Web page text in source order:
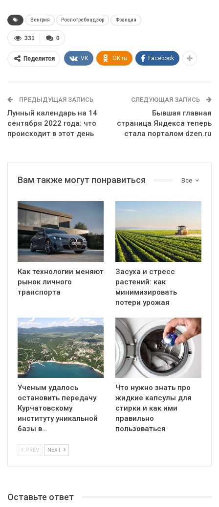
Венгрия Роспотребнадзор Франция
0
331
Поделится VK OK.ru Facebook
ПРЕДЫДУЩАЯ ЗАПИСЬ
Лунный календарь на 14
сентября 2022 года: что
происходит в этот день
СЛЕДУЮЩАЯ ЗАПИСЬ
Бывшая главная
страница Яндекса теперь
стала порталом dzen.ru
Все
Вам также могут понравиться
Как технологии меняют
рынок личного
транспорта
Засуха и стресс
растений: как
минимизировать
потери урожая
Ученым удалось
остановить передачу
Курчатовскому
институту уникальной
базы в…
Что нужно знать про
жидкие капсулы для
стирки и как ими
правильно
пользоваться
PREV NEXT
Оставьте ответ